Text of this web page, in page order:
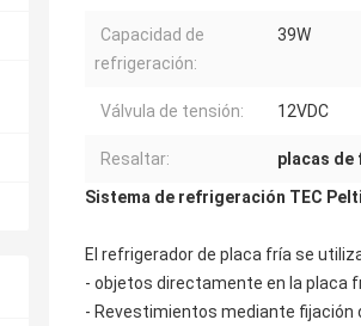
Capacidad de
refrigeración:
39W
Válvula de tensión: 12VDC
Resaltar: placas
Sistema de refrigeración TEC
El refrigerador de placa fría se
- objetos directamente en la placa
- Revestimientos mediante fijación